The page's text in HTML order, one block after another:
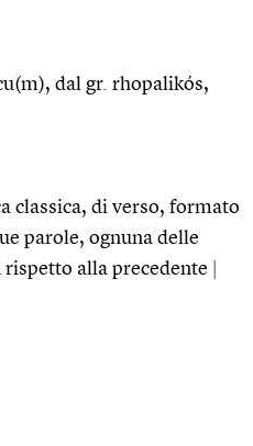
dal gr. rhopalikós,
classica, di verso, formato
parole, ognuna delle
alla precedente